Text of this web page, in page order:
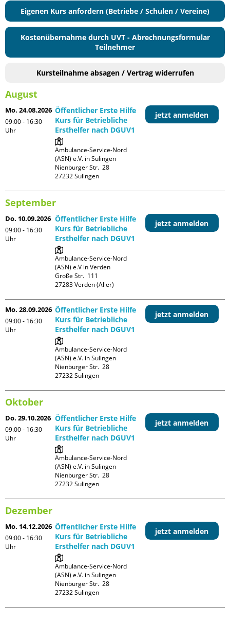
Eigenen Kurs anfordern (Betriebe / Schulen / Vereine)
Kostenübernahme durch UVT - Abrechnungsformular
Teilnehmer
Kursteilnahme absagen / Vertrag widerrufen
August
Mo. 24.08.2026
09:00 - 16:30
Uhr
Öffentlicher Erste Hilfe
Kurs für Betriebliche
Ersthelfer nach DGUV1
Ambulance-Service-Nord
(ASN) e.V. in Sulingen
Nienburger Str.  28
jetzt anmelden
September
Do. 10.09.2026
09:00 - 16:30
Uhr
Öffentlicher Erste Hilfe
Kurs für Betriebliche
Ersthelfer nach DGUV1
Ambulance-Service-Nord
(ASN) e.V in Verden
Große Str.  111
jetzt anmelden
Mo. 28.09.2026
09:00 - 16:30
Uhr
Öffentlicher Erste Hilfe
Kurs für Betriebliche
Ersthelfer nach DGUV1
Ambulance-Service-Nord
(ASN) e.V. in Sulingen
Nienburger Str.  28
jetzt anmelden
Oktober
Do. 29.10.2026
09:00 - 16:30
Uhr
Öffentlicher Erste Hilfe
Kurs für Betriebliche
Ersthelfer nach DGUV1
Ambulance-Service-Nord
(ASN) e.V. in Sulingen
Nienburger Str.  28
jetzt anmelden
Dezember
Mo. 14.12.2026
09:00 - 16:30
Uhr
Öffentlicher Erste Hilfe
Kurs für Betriebliche
Ersthelfer nach DGUV1
Ambulance-Service-Nord
(ASN) e.V. in Sulingen
Nienburger Str.  28
jetzt anmelden